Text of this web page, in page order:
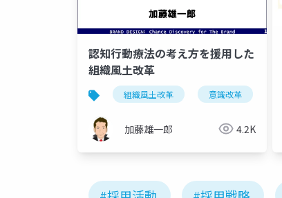
認知行動療法の考え方を援用した
組織風土改革
組織風土改革 意識改革
加藤雄一郎 4.2K